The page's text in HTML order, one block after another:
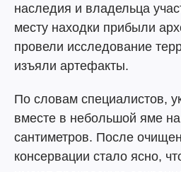
наследия и владельца
месту находки прибыли
провели исследование
изъяли артефакты.
По словам специалистов,
вместе в небольшой яме
сантиметров. После
консервации стало ясно,